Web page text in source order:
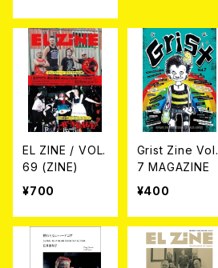
書籍
EL ZINE / VOL.
69 (ZINE)
¥700
Grist Zine Vol.
7 MAGAZINE
¥400